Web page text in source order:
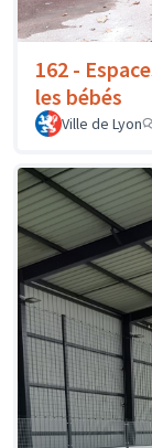
162 -
les bébés
Ville de Lyon